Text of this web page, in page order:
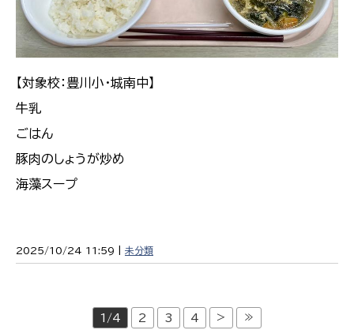
【対象校：豊川小・城南中】
牛乳
ごはん
豚肉のしょうが炒め
海藻スープ
2025/10/24 11:59 | 未分類
1/4 2 3 4 > ≫